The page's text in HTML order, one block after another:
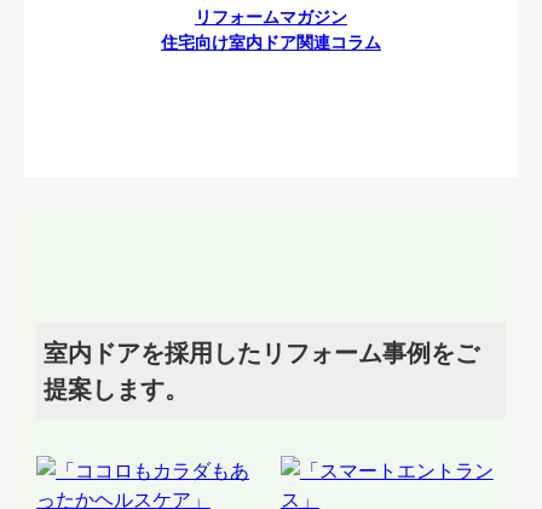
リフォームマガジン
住宅向け室内ドア関連コラム
室内ドアを採用したリフォーム事例をご
提案します。